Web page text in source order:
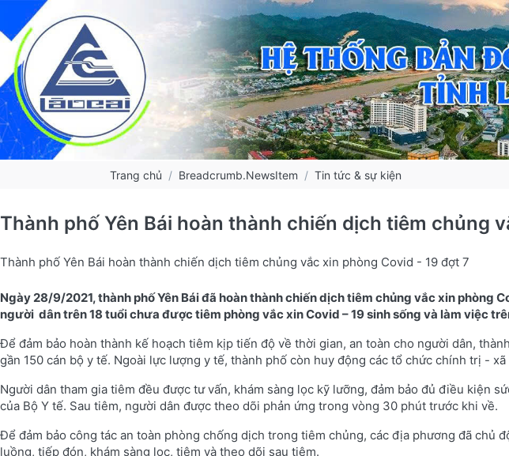
Trang chủ Breadcrumb.NewsItem Tin tức & sự kiện
Thành phố Yên Bái hoàn thành chiến dịch tiêm chủng
Thành phố Yên Bái hoàn thành chiến dịch tiêm chủng vắc xin phòng Covid - 19 đợt 7
Ngày 28/9/2021, thành phố Yên Bái đã hoàn thành chiến dịch tiêm chủng vắc xin phòng
người dân trên 18 tuổi chưa được tiêm phòng vắc xin Covid – 19 sinh sống và làm việc
Để đảm bảo hoàn thành kế hoạch tiêm kịp tiến độ về thời gian, an toàn cho người dân,
gần 150 cán bộ y tế. Ngoài lực lượng y tế, thành phố còn huy động các tổ chức chính trị -
Người dân tham gia tiêm đều được tư vấn, khám sàng lọc kỹ lưỡng, đảm bảo đủ điều
của Bộ Y tế. Sau tiêm, người dân được theo dõi phản ứng trong vòng 30 phút trước khi về.
Để đảm bảo công tác an toàn phòng chống dịch trong tiêm chủng, các địa phương đã chủ
luồng, tiếp đón, khám sàng lọc, tiêm và theo dõi sau tiêm.